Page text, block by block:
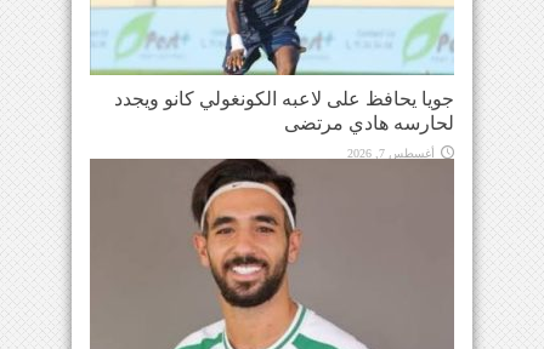
جويا يحافظ على لاعبه الكونغولي كانو ويجدد
لحارسه هادي مرتضى
أغسطس 7, 2026